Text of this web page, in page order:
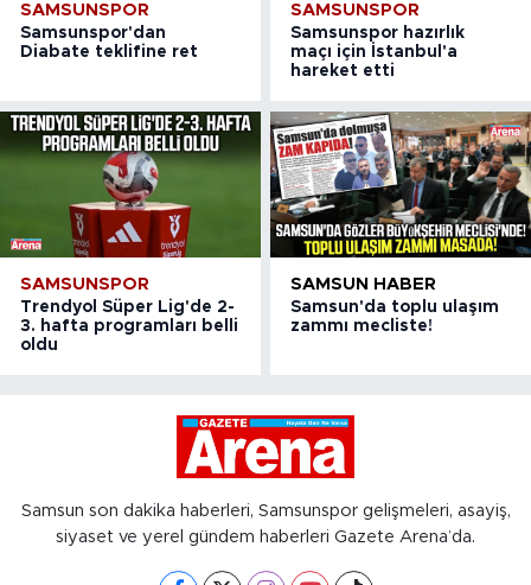
SAMSUNSPOR
Samsunspor'dan
Diabate teklifine ret
SAMSUNSPOR
Samsunspor hazırlık
maçı için İstanbul'a
hareket etti
SAMSUNSPOR
Trendyol Süper Lig'de 2-
3. hafta programları belli
oldu
SAMSUN HABER
Samsun'da toplu ulaşım
zammı mecliste!
Samsun son dakika haberleri, Samsunspor gelişmeleri, asayiş,
siyaset ve yerel gündem haberleri Gazete Arena’da.